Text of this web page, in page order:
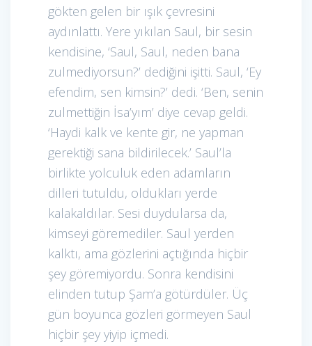
gökten gelen bir ışık çevresini
aydınlattı. Yere yıkılan Saul, bir sesin
kendisine, ‘Saul, Saul, neden bana
zulmediyorsun?’ dediğini işitti. Saul, ‘Ey
efendim, sen kimsin?’ dedi. ‘Ben, senin
zulmettiğin İsa’yım’ diye cevap geldi.
‘Haydi kalk ve kente gir, ne yapman
gerektiği sana bildirilecek.’ Saul’la
birlikte yolculuk eden adamların
dilleri tutuldu, oldukları yerde
kalakaldılar. Sesi duydularsa da,
kimseyi göremediler. Saul yerden
kalktı, ama gözlerini açtığında hiçbir
şey göremiyordu. Sonra kendisini
elinden tutup Şam’a götürdüler. Üç
gün boyunca gözleri görmeyen Saul
hiçbir şey yiyip içmedi.